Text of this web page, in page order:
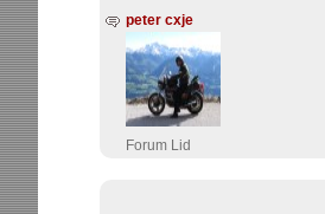
peter cxje
Forum Lid